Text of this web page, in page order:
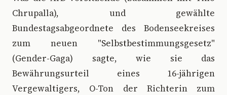
Chrupalla), und gewählte
Bundestagsabgeordnete des Bodenseekreises
zum neuen "Selbstbestimmungsgesetz"
(Gender-Gaga) sagte, wie sie das
Bewährungsurteil eines 16-jährigen
Vergewaltigers, O-Ton der Richterin zum